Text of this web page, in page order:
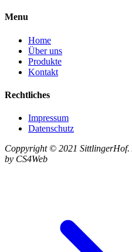
Menu
Home
Über uns
Produkte
Kontakt
Rechtliches
Impressum
Datenschutz
Coppyright © 2021 SittlingerHof.
by CS4Web